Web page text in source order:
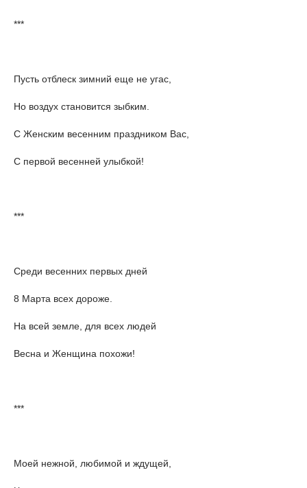
***
Пусть отблеск зимний еще не угас,
Но воздух становится зыбким.
С Женским весенним праздником Вас,
С первой весенней улыбкой!
***
Среди весенних первых дней
8 Марта всех дороже.
На всей земле, для всех людей
Весна и Женщина похожи!
***
Моей нежной, любимой и ждущей,